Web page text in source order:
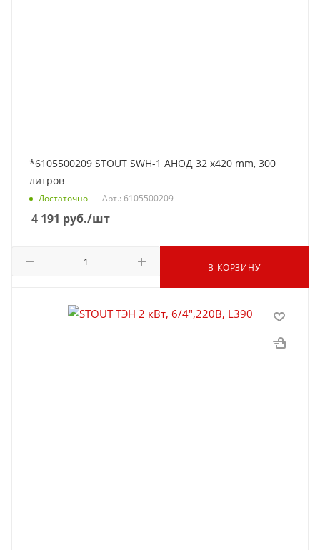
*6105500209 STOUT SWH-1 АНОД 32 х420 mm, 300
литров
Достаточно Арт.: 6105500209
4 191 руб./шт
В КОРЗИНУ